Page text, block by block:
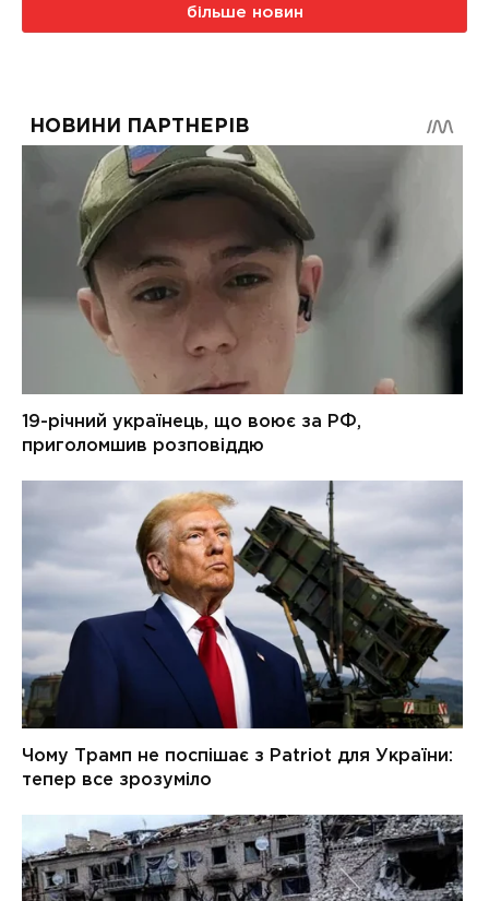
більше новин